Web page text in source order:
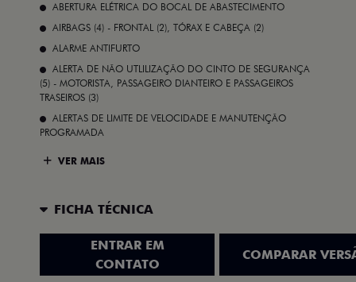
ABERTURA ELÉTRICA DO BOCAL DE ABASTECIMENTO
AIRBAGS (4) - FRONTAL (2), TÓRAX E CABEÇA (2)
ALARME ANTIFURTO
ALERTA DE NÃO UTLILIZAÇÃO DO CINTO DE SEGURANÇA
(5) - MOTORISTA, PASSAGEIRO DIANTEIRO E PASSAGEIROS
TRASEIROS (3)
ALERTAS DE LIMITE DE VELOCIDADE E MANUTENÇÃO
PROGRAMADA
VER MAIS
FICHA TÉCNICA
ENTRAR EM
CONTATO
COMPARAR